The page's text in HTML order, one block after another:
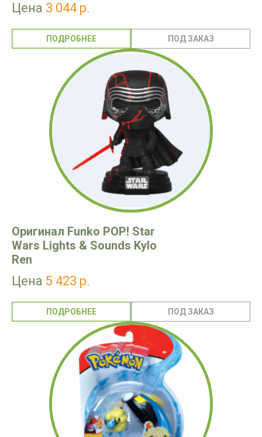
Цена 3 044 р.
ПОДРОБНЕЕ
Оригинал Funko POP! Star
Wars Lights & Sounds Kylo
Ren
Цена 5 423 р.
ПОДРОБНЕЕ